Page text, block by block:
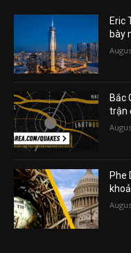
Eric
bày
Bắc
trận
Phe